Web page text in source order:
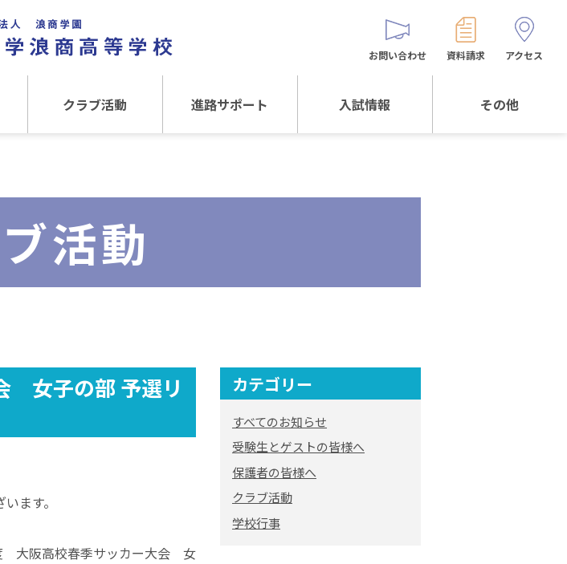
クラブ活動
文化クラブ
進路サポート 入試情報 その他
お問い合わせ 資料請求 アクセス
活動
女子の部 予選リ
ます。
大阪高校春季サッカー大会 女
カテゴリー
すべてのお知らせ
受験生とゲストの皆様へ
保護者の皆様へ
クラブ活動
学校行事